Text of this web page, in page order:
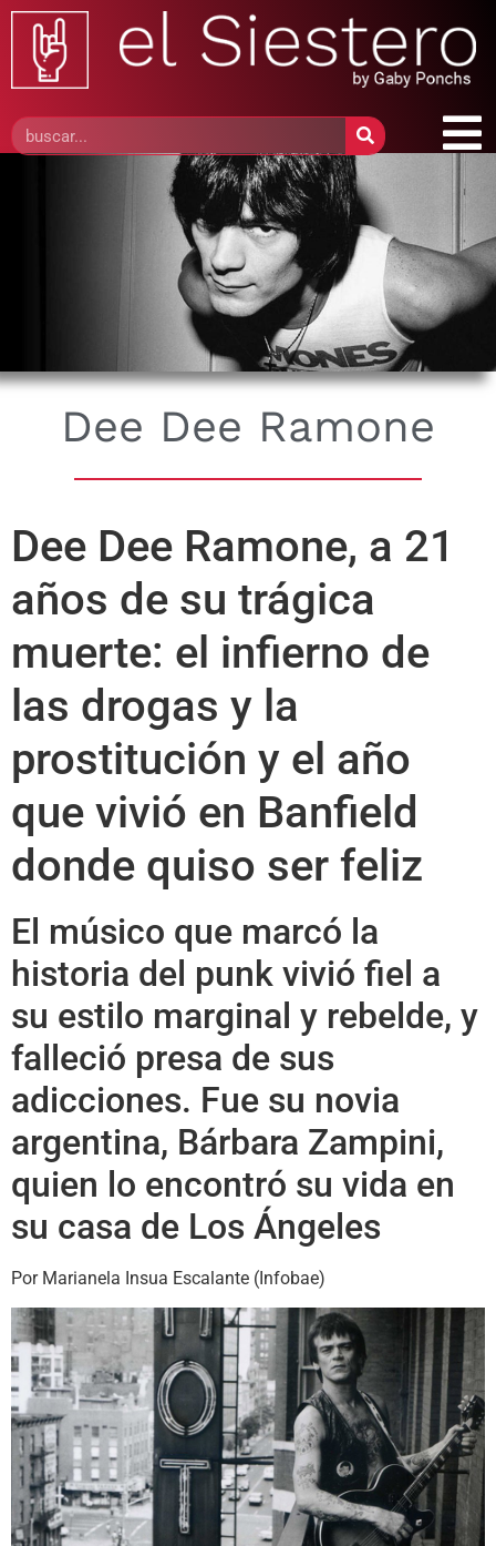
Dee Dee Ramone
Dee Dee Ramone, a 21
años de su trágica
muerte: el infierno de
las drogas y la
prostitución y el año
que vivió en Banfield
donde quiso ser feliz
El músico que marcó la
historia del punk vivió fiel a
su estilo marginal y rebelde, y
falleció presa de sus
adicciones. Fue su novia
argentina, Bárbara Zampini,
quien lo encontró su vida en
su casa de Los Ángeles
Por Marianela Insua Escalante (Infobae)